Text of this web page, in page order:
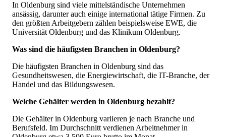
In Oldenburg sind viele mittelständische Unternehmen
ansässig, darunter auch einige international tätige Firmen. Zu
den größten Arbeitgebern zählen beispielsweise EWE, die
Universität Oldenburg und das Klinikum Oldenburg.
Was sind die häufigsten Branchen in Oldenburg?
Die häufigsten Branchen in Oldenburg sind das
Gesundheitswesen, die Energiewirtschaft, die IT-Branche, der
Handel und das Bildungswesen.
Welche Gehälter werden in Oldenburg bezahlt?
Die Gehälter in Oldenburg variieren je nach Branche und
Berufsfeld. Im Durchschnitt verdienen Arbeitnehmer in